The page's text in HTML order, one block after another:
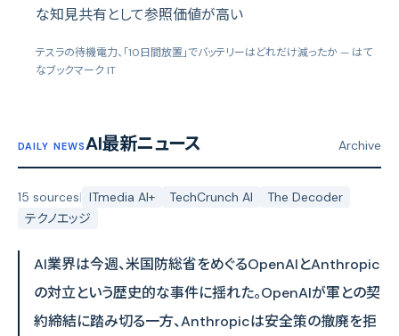
な知見共有として参照価値が高い
テスラの待機電力、「10日間放置」でバッテリーはどれだけ減ったか — はて
なブックマーク IT
DAILY NEWSAI最新ニュース Archive
15 sources| ITmedia AI+ TechCrunch AI
The Decoder
テクノエッジ
AI業界は今週、米国防総省をめぐるOpenAIとAnthropic
の対立という歴史的な事件に揺れた。OpenAIが軍との契
約締結に踏み切る一方、Anthropicは安全策の撤廃を拒